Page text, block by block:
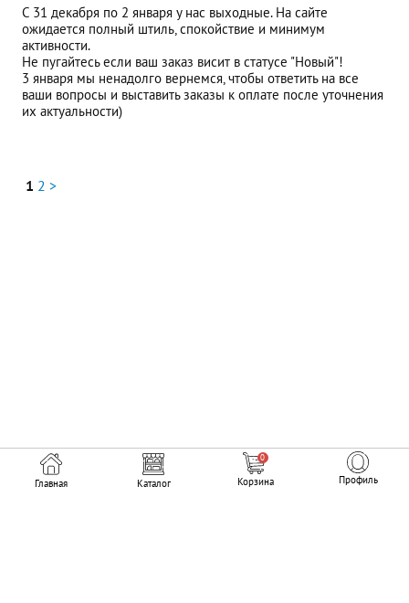
С 31 декабря по 2 января у нас выходные. На сайте
ожидается полный штиль, спокойствие и минимум
активности.
Не пугайтесь если ваш заказ висит в статусе "Новый"!
3 января мы ненадолго вернемся, чтобы ответить на все
ваши вопросы и выставить заказы к оплате после уточнения
их актуальности)
1 2 >
Главная Каталог
0
Корзина Профиль